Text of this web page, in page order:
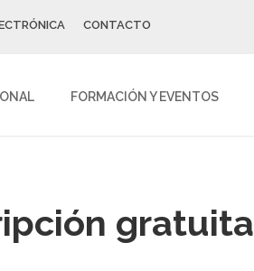
CONTACTO
FORMACIÓN Y EVENTOS
gratuita